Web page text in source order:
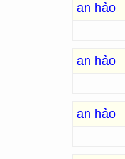
an hảo
an hảo
an hảo